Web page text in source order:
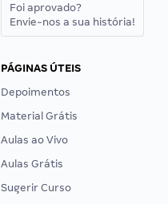
Foi aprovado?
Envie-nos a sua história!
PÁGINAS ÚTEIS
Depoimentos
Material Grátis
Aulas ao Vivo
Aulas Grátis
Sugerir Curso